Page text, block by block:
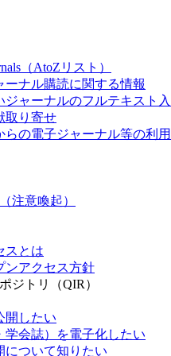
（AtoZリスト）
ーナル購読に関する情報
ジャーナルのフルテキスト
取り寄せ
らの電子ジャーナル等の利用
注意喚起）
スとは
ンアクセス方針
ジトリ（QIR）
開したい
学会誌）を電子化したい
について知りたい